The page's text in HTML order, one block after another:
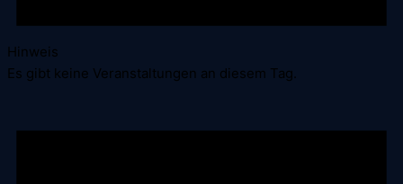
Hinweis
Es gibt keine Veranstaltungen an diesem Tag.